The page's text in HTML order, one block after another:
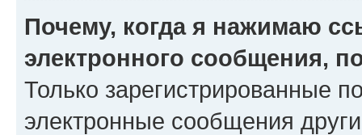
Почему, когда я нажимаю
электронного сообщения,
Только зарегистрированные
электронные сообщения